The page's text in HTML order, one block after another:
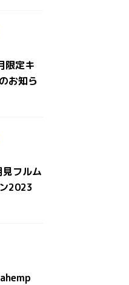
限定キ
お知ら
見フルム
2023